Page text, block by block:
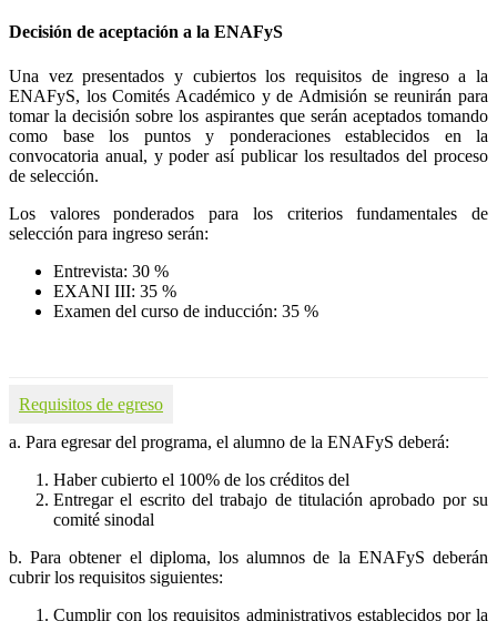
Decisión de aceptación a la ENAFyS
Una vez presentados y cubiertos los requisitos de ingreso a la
ENAFyS, los Comités Académico y de Admisión se reunirán para
tomar la decisión sobre los aspirantes que serán aceptados tomando
como base los puntos y ponderaciones establecidos en la
convocatoria anual, y poder así publicar los resultados del proceso
de selección.
Los valores ponderados para los criterios fundamentales de
selección para ingreso serán:
Entrevista: 30 %
EXANI III: 35 %
Examen del curso de inducción: 35 %
Requisitos de egreso
a. Para egresar del programa, el alumno de la ENAFyS deberá:
Haber cubierto el 100% de los créditos del
Entregar el escrito del trabajo de titulación aprobado por su
comité sinodal
b. Para obtener el diploma, los alumnos de la ENAFyS deberán
cubrir los requisitos siguientes:
Cumplir con los requisitos administrativos establecidos por la